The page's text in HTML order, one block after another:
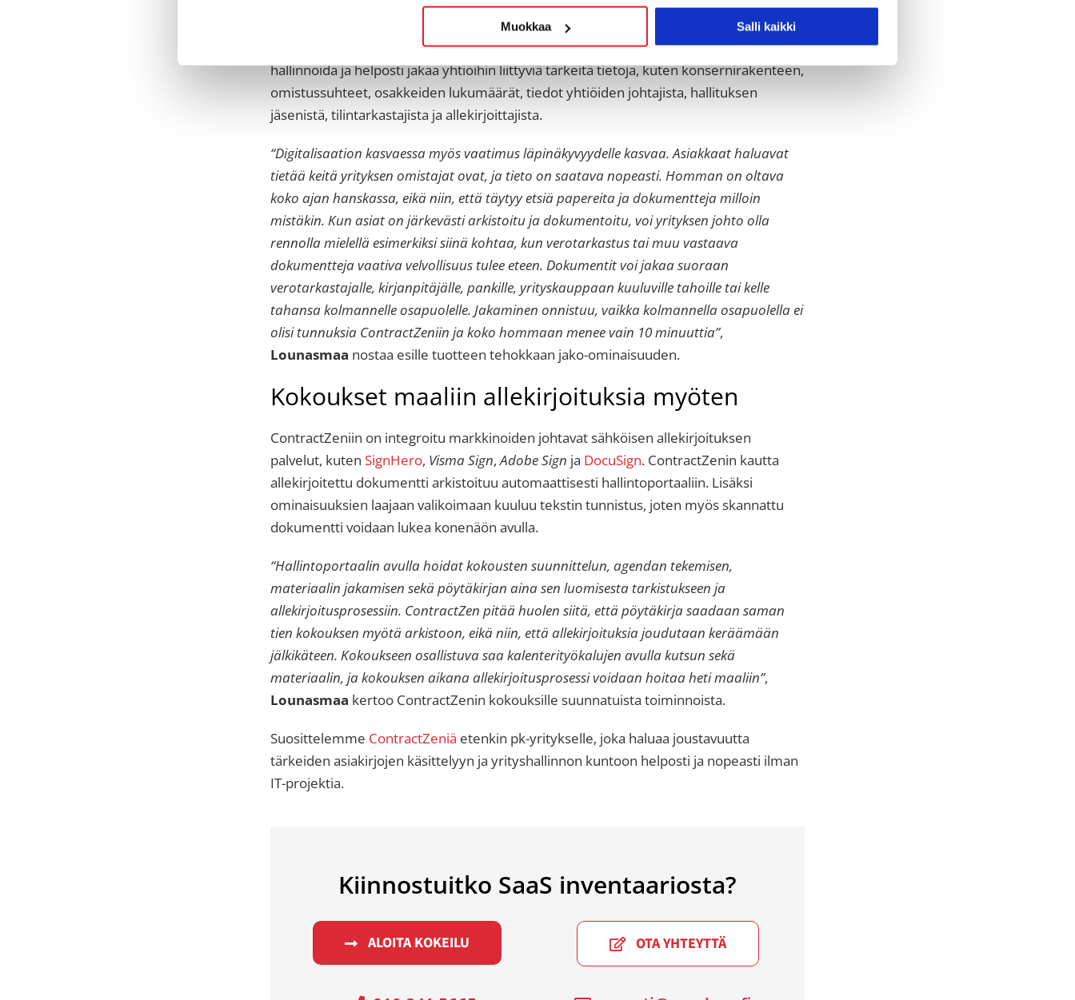
Muokkaa Salli kaikki
Näin yritys saa käyttöönsä eri avainsanojen mukaan kaikki sopimukset sekunneissa.
Lisäksi ContractZenissä on kätevä yhtiörekisteri, jonka avulla isompi organisaatio voi
hallinnoida ja helposti jakaa yhtiöihin liittyviä tärkeitä tietoja, kuten konsernirakenteen,
omistussuhteet, osakkeiden lukumäärät, tiedot yhtiöiden johtajista, hallituksen
jäsenistä, tilintarkastajista ja allekirjoittajista.
“Digitalisaation kasvaessa myös vaatimus läpinäkyvyydelle kasvaa. Asiakkaat haluavat
tietää keitä yrityksen omistajat ovat, ja tieto on saatava nopeasti. Homman on oltava
koko ajan hanskassa, eikä niin, että täytyy etsiä papereita ja dokumentteja milloin
mistäkin. Kun asiat on järkevästi arkistoitu ja dokumentoitu, voi yrityksen johto olla
rennolla mielellä esimerkiksi siinä kohtaa, kun verotarkastus tai muu vastaava
dokumentteja vaativa velvollisuus tulee eteen. Dokumentit voi jakaa suoraan
verotarkastajalle, kirjanpitäjälle, pankille, yrityskauppaan kuuluville tahoille tai kelle
tahansa kolmannelle osapuolelle. Jakaminen onnistuu, vaikka kolmannella osapuolella ei
olisi tunnuksia ContractZeniin ja koko hommaan menee vain 10 minuuttia”,
Lounasmaa nostaa esille tuotteen tehokkaan jako-ominaisuuden.
Kokoukset maaliin allekirjoituksia myöten
ContractZeniin on integroitu markkinoiden johtavat sähköisen allekirjoituksen
palvelut, kutenSignHero, Visma Sign,Adobe Sign ja DocuSign. ContractZenin kautta
allekirjoitettu dokumentti arkistoituu automaattisesti hallintoportaaliin. Lisäksi
ominaisuuksien laajaan valikoimaan kuuluu tekstin tunnistus, joten myös skannattu
dokumentti voidaan lukea konenäön avulla.
“Hallintoportaalin avulla hoidat kokousten suunnittelun, agendan tekemisen,
materiaalin jakamisen sekä pöytäkirjan aina sen luomisesta tarkistukseen ja
allekirjoitusprosessiin. ContractZen pitää huolen siitä, että pöytäkirja saadaan saman
tien kokouksen myötä arkistoon, eikä niin, että allekirjoituksia joudutaan keräämään
jälkikäteen. Kokoukseen osallistuva saa kalenterityökalujen avulla kutsun sekä
materiaalin, ja kokouksen aikana allekirjoitusprosessi voidaan hoitaa heti maaliin”,
Lounasmaa kertoo ContractZenin kokouksille suunnatuista toiminnoista.
Suosittelemme ContractZeniä etenkin pk-yritykselle, joka haluaa joustavuutta
tärkeiden asiakirjojen käsittelyyn ja yrityshallinnon kuntoon helposti ja nopeasti ilman
IT-projektia.
Kiinnostuitko SaaS inventaariosta?
ALOITA KOKEILU OTA YHTEYTTÄ